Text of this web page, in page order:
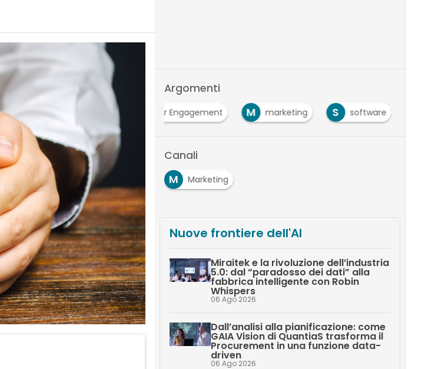
Argomenti
Customer Engagement M marketing S software
Canali
M
Marketing
Nuove frontiere dell'AI
Miraitek e la rivoluzione dell’industria
5.0: dal “paradosso dei dati” alla
fabbrica intelligente con Robin
Whispers
06 Ago 2026
Dall’analisi alla pianificazione: come
GAIA Vision di QuantiaS trasforma il
Procurement in una funzione data-
driven
06 Ago 2026